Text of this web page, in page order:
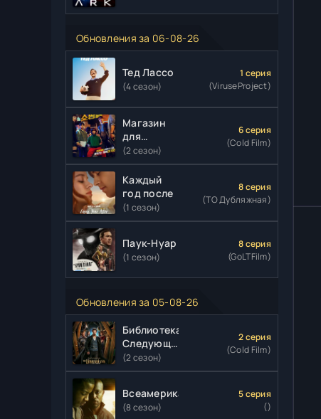
Обновления за 06-08-26
Тед Лассо
(4 сезон)
1 серия
(ViruseProject)
Магазин
для
киллеров
(2 сезон)
6 серия
(Cold Film)
Каждый
год после
(1 сезон)
8 серия
(ТО Дубляжная)
Паук-Нуар
(1 сезон)
8 серия
(GoLTFilm)
Обновления за 05-08-26
Библиотекари:
Следующая
глава
(2 сезон)
2 серия
(Cold Film)
Всеамериканский
(8 сезон)
5 серия
()